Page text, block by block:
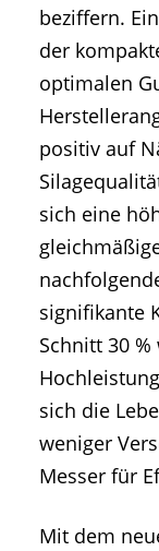
beziffern.
der
optimalen
positiv auf
sich eine
signifikante
Schnitt 30
sich die
weniger
Messer für
Mit dem